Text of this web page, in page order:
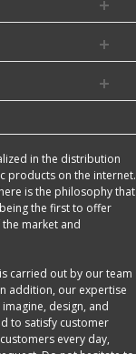
in the distribution
products on the internet.
is the philosophy that
the first to offer
market and
carried out by our team
addition, our expertise
design, and
to satisfy customer
every day,